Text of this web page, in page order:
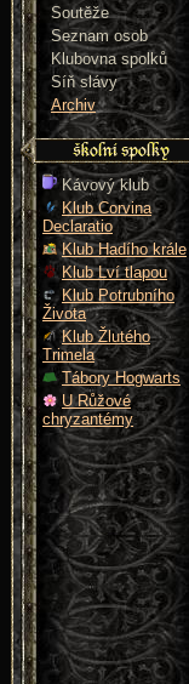
Soutěže
Seznam osob
Klubovna spolků
Síň slávy
Archiv
Kávový klub
Klub Corvina
Declaratio
Klub Hadího krále
Klub Lví tlapou
Klub Potrubního
Života
Klub Žlutého
Trimela
Tábory Hogwarts
U Růžové
chryzantémy